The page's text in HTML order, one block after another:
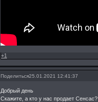
+1
Поделиться25.01.2021 12:41:37
Добрый день
Скажите, а кто у нас продает Сенсас?